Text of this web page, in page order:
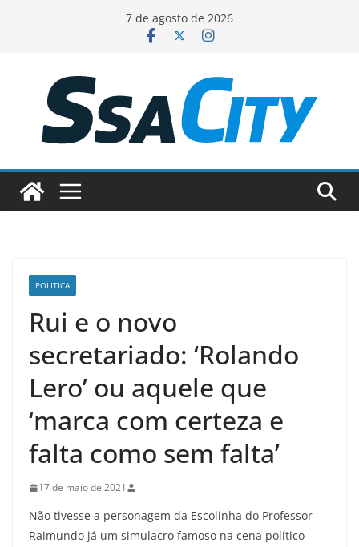
conteúdo
7 de agosto de 2026
POLITICA
Rui e o novo
secretariado: ‘Rolando
Lero’ ou aquele que
‘marca com certeza e
falta como sem falta’
17 de maio de 2021
Não tivesse a personagem da Escolinha do Professor
Raimundo já um simulacro famoso na cena político